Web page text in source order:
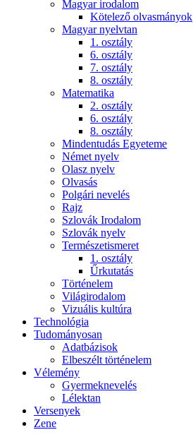
Magyar irodalom
Kötelező olvasmányok
Magyar nyelvtan
1. osztály
6. osztály
7. osztály
8. osztály
Matematika
2. osztály
6. osztály
8. osztály
Mindentudás Egyeteme
Német nyelv
Olasz nyelv
Olvasás
Polgári nevelés
Rajz
Szlovák Irodalom
Szlovák nyelv
Természetismeret
1. osztály
Űrkutatás
Történelem
Világirodalom
Vizuális kultúra
Technológia
Tudományosan
Adatbázisok
Elbeszélt történelem
Vélemény
Gyermeknevelés
Lélektan
Versenyek
Zene